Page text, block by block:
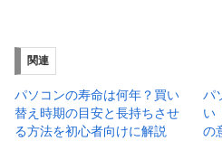
関連
パソコンの寿命は何年？買い
替え時期の目安と長持ちさせ
る方法を初心者向けに解説
パ
い
の